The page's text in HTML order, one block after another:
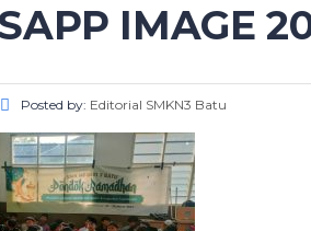
IMAGE
Posted by: Editorial SMKN3 Batu